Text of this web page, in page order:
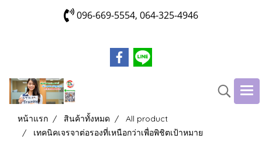
096-669-5554, 064-325-4946
หน้าแรก สินค้าทั้งหมด
All product
เทคนิคเจรจาต่อรองที่เหนือกว่าเพื่อพิชิตเป้าหมาย